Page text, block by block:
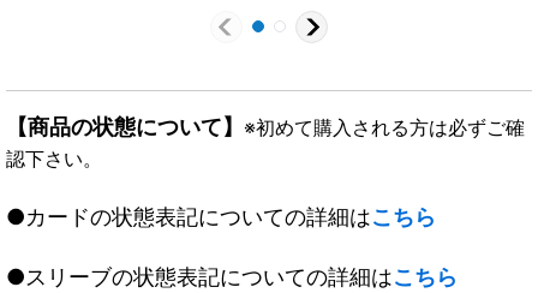
【商品の状態について】 ※初めて購入される方は必ずご確
認下さい。
●カードの状態表記についての詳細はこちら
●スリーブの状態表記についての詳細はこちら